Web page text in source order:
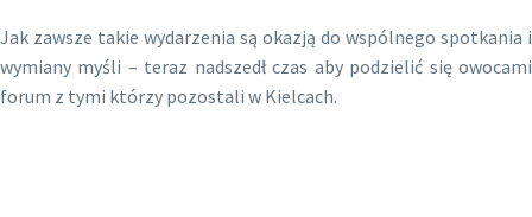
Jak zawsze takie wydarzenia są okazją do wspólnego spotkania i
wymiany myśli – teraz nadszedł czas aby podzielić się owocami
forum z tymi którzy pozostali w Kielcach.